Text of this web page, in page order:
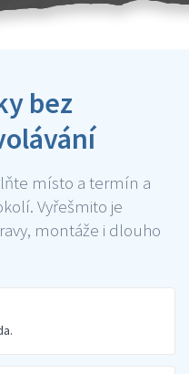
bez
místo a termín a
Vyřešmito je
montáže i dlouho